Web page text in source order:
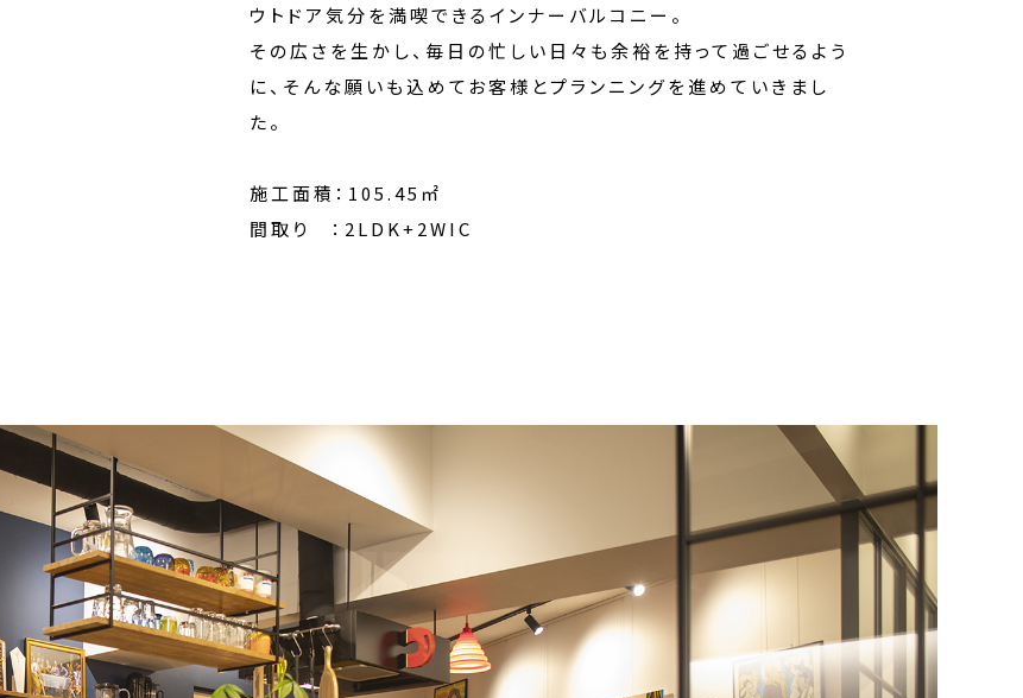
ウトドア気分を満喫できるインナーバルコニー。
その広さを生かし、毎日の忙しい日々も余裕を持って過ごせるよう
に、そんな願いも込めてお客様とプランニングを進めていきまし
た。
施工面積：105.45㎡
間取り ：2LDK+2WIC